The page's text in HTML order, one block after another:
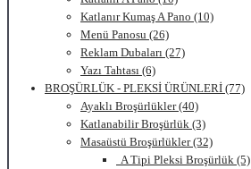
Katlanır Kumaş A Pano (10)
Menü Panosu (26)
Reklam Dubaları (27)
Yazı Tahtası (6)
BROŞÜRLÜK - PLEKSİ ÜRÜNLERİ (77)
Ayaklı Broşürlükler (40)
Katlanabilir Broşürlük (3)
Masaüstü Broşürlükler (32)
A Tipi Pleksi Broşürlük (5)